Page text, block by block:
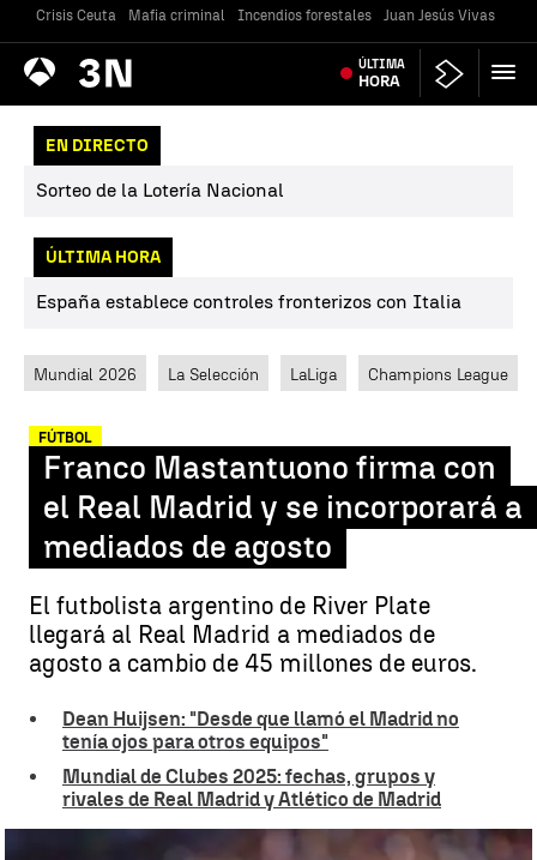
Crisis Ceuta Mafia criminal Incendios forestales Juan Jesús Vivas
Antena
3 Noticias ÚLTIMA
HORA
EN DIRECTO
Sorteo de la Lotería Nacional
ÚLTIMA HORA
España establece controles fronterizos con Italia
Mundial 2026 La Selección LaLiga Champions League
FÚTBOL
Franco Mastantuono firma con
el Real Madrid y se incorporará a
mediados de agosto
El futbolista argentino de River Plate
llegará al Real Madrid a mediados de
agosto a cambio de 45 millones de euros.
Dean Huijsen: "Desde que llamó el Madrid no
tenía ojos para otros equipos"
Mundial de Clubes 2025: fechas, grupos y
rivales de Real Madrid y Atlético de Madrid